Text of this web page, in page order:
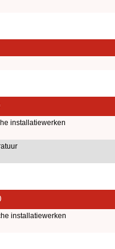
installatiewerken
installatiewerken